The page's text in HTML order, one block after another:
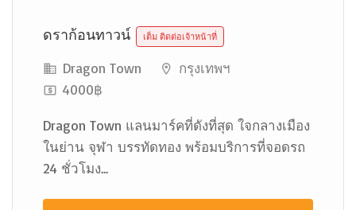
ดราก้อนทาวน์ เต็ม ติดต่อเจ้าหน้าที่
Dragon Town
กรุงเทพฯ
4000฿
Dragon Town แลนมาร์คที่ดังที่สุด ใจกลางเมือง
ในย่าน จุฬา บรรทัดทอง พร้อมบริการที่จอดรถ
24 ชั่วโมง...